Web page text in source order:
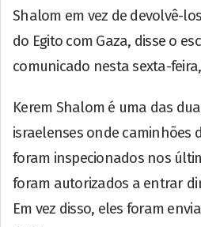
Shalom em vez de devolvê-
do Egito com Gaza, disse o
comunicado nesta sexta-feira,
Kerem Shalom é uma das
israelenses onde caminhões
foram inspecionados nos
foram autorizados a entrar
Em vez disso, eles foram